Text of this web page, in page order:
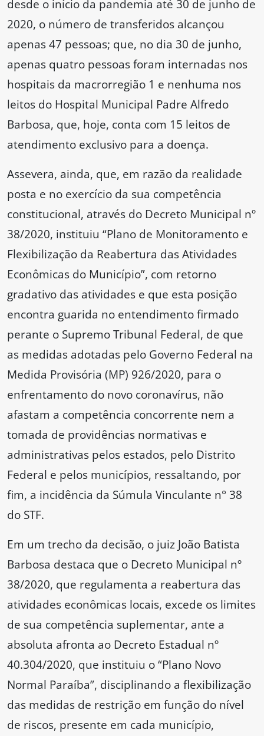
desde o início da pandemia até 30 de junho de
2020, o número de transferidos alcançou
apenas 47 pessoas; que, no dia 30 de junho,
apenas quatro pessoas foram internadas nos
hospitais da macrorregião 1 e nenhuma nos
leitos do Hospital Municipal Padre Alfredo
Barbosa, que, hoje, conta com 15 leitos de
atendimento exclusivo para a doença.
Assevera, ainda, que, em razão da realidade
posta e no exercício da sua competência
constitucional, através do Decreto Municipal nº
38/2020, instituiu “Plano de Monitoramento e
Flexibilização da Reabertura das Atividades
Econômicas do Município”, com retorno
gradativo das atividades e que esta posição
encontra guarida no entendimento firmado
perante o Supremo Tribunal Federal, de que
as medidas adotadas pelo Governo Federal na
Medida Provisória (MP) 926/2020, para o
enfrentamento do novo coronavírus, não
afastam a competência concorrente nem a
tomada de providências normativas e
administrativas pelos estados, pelo Distrito
Federal e pelos municípios, ressaltando, por
fim, a incidência da Súmula Vinculante n° 38
do STF.
Em um trecho da decisão, o juiz João Batista
Barbosa destaca que o Decreto Municipal nº
38/2020, que regulamenta a reabertura das
atividades econômicas locais, excede os limites
de sua competência suplementar, ante a
absoluta afronta ao Decreto Estadual nº
40.304/2020, que instituiu o “Plano Novo
Normal Paraíba”, disciplinando a flexibilização
das medidas de restrição em função do nível
de riscos, presente em cada município,